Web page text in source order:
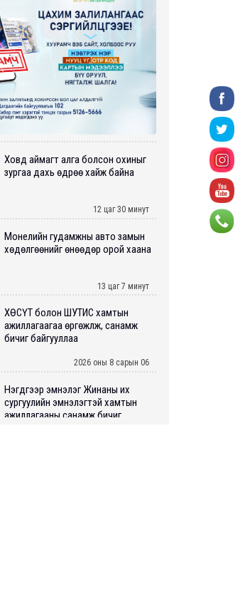
Ховд аймагт алга болсон охиныг
зургаа дахь өдрөө хайж байна
12 цаг 30 минут
Монелийн гудамжны авто замын
хөдөлгөөнийг өнөөдөр орой хаана
13 цаг 7 минут
ХӨСҮТ болон ШУТИС хамтын
ажиллагаагаа өргөжүүлж, санамж
бичиг байгууллаа
2026 оны 8 сарын 06
Нэгдүгээр эмнэлэг Жинаны их
сургуулийн эмнэлэгтэй хамтын
ажиллагааны санамж бичиг...